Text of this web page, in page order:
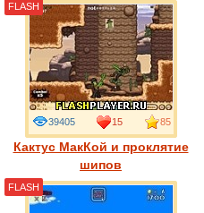
Кактус МакКой и проклятие
шипов
39405 15 85
FLASH
FLASH